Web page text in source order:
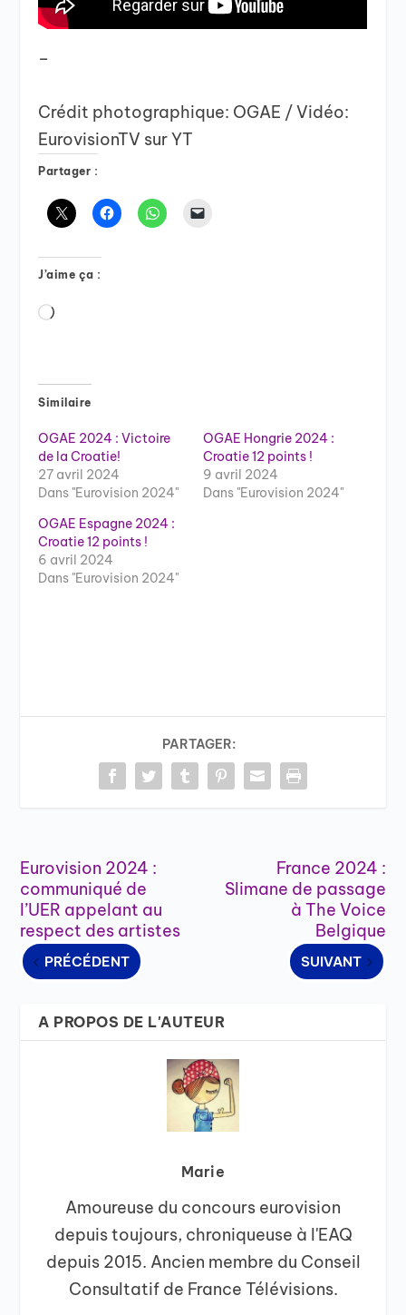
–
Crédit photographique: OGAE / Vidéo:
EurovisionTV sur YT
Partager :
J’aime ça :
Chargement…
Similaire
OGAE 2024 : Victoire
de la Croatie!
27 avril 2024
Dans "Eurovision 2024"
OGAE Hongrie 2024 :
Croatie 12 points !
9 avril 2024
Dans "Eurovision 2024"
OGAE Espagne 2024 :
Croatie 12 points !
6 avril 2024
Dans "Eurovision 2024"
PARTAGER:
Eurovision 2024 :
communiqué de
l’UER appelant au
respect des artistes
PRÉCÉDENT
France 2024 :
Slimane de passage
à The Voice
Belgique
SUIVANT
A PROPOS DE L'AUTEUR
Marie
Amoureuse du concours eurovision
depuis toujours, chroniqueuse à l'EAQ
depuis 2015. Ancien membre du Conseil
Consultatif de France Télévisions.